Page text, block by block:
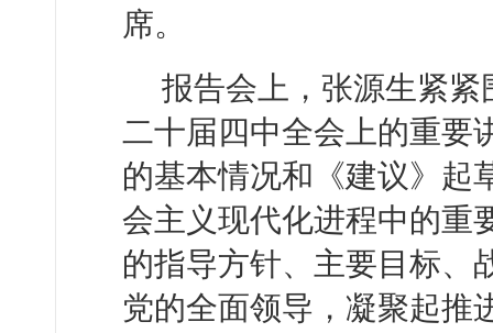
席。
报告会上，张源生紧
二十届四中全会上的重要
的基本情况和《建议》起
会主义现代化进程中的重
的指导方针、主要目标、
党的全面领导，凝聚起推